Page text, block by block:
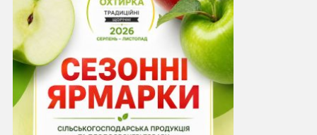
15:19, 4.08.2026